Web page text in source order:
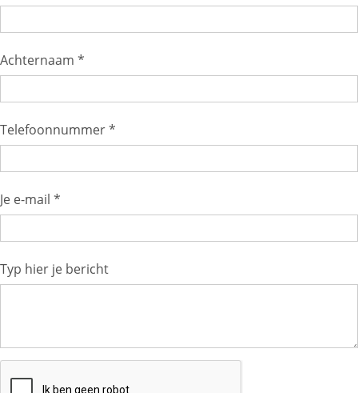
Achternaam *
Telefoonnummer *
Je e-mail *
Typ hier je bericht